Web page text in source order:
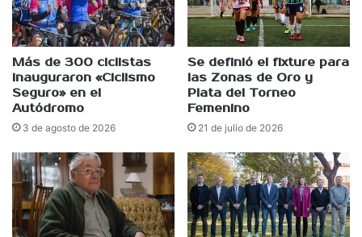
Más de 300 ciclistas
inauguraron «Ciclismo
Seguro» en el
Autódromo
3 de agosto de 2026
Se definió el fixture para
las Zonas de Oro y
Plata del Torneo
Femenino
21 de julio de 2026